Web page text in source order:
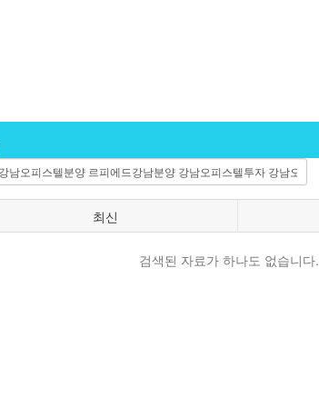
최신
검색된 자료가 하나도 없습니다.